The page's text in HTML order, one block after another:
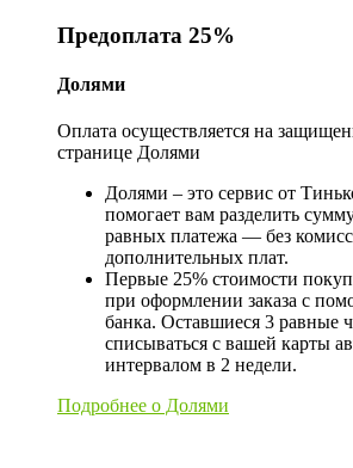
Предоплата 25%
Долями
Оплата осуществляется на
странице Долями
Долями – это сервис от
помогает вам разделить
равных платежа — без
дополнительных плат.
Первые 25% стоимости
при оформлении заказа с
банка. Оставшиеся 3 равные
списываться с вашей карты
интервалом в 2 недели.
Подробнее о Долями